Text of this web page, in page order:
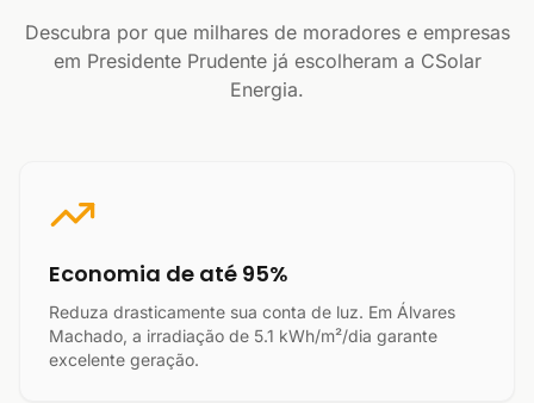
Descubra por que milhares de moradores e empresas
em Presidente Prudente já escolheram a CSolar
Energia.
Economia de até 95%
Reduza drasticamente sua conta de luz. Em Álvares
Machado, a irradiação de 5.1 kWh/m²/dia garante
excelente geração.